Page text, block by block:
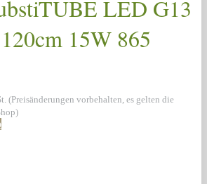
LED G13
15W 865
(Preisänderungen vorbehalten, es gelten die